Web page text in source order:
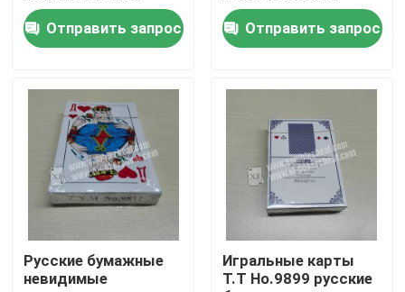
Свяжитесь с нами
Новости
Незримые играя карточки
анализатора покера
Отправить запрос
невидимых
пластиковое
УЛЬТРАФИОЛЕТОВОЕ
Отправить запрос
Русские бумажные
невидимые
Игральные карты
Т.Т Но.9899 русские